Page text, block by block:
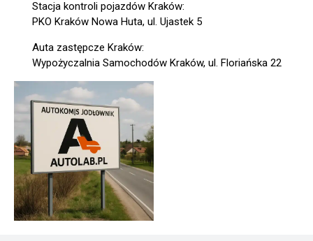
Stacja kontroli pojazdów Kraków:
PKO Kraków Nowa Huta, ul. Ujastek 5
Auta zastępcze Kraków:
Wypożyczalnia Samochodów Kraków, ul. Floriańska 22